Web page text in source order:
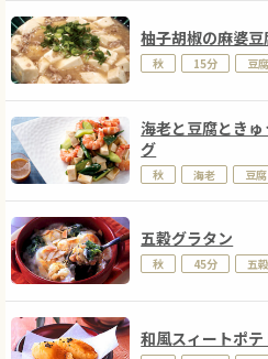
柚子胡椒の麻婆豆
秋 15分 豆腐
海老と豆腐とき
グ
秋 海老 豆腐
五穀グラタン
秋 45分 五穀
和風スィートポテ